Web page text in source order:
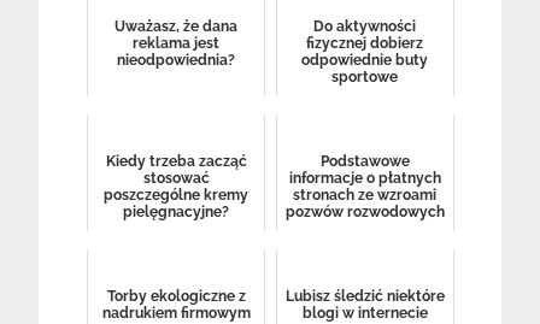
Uważasz, że dana
reklama jest
nieodpowiednia?
Do aktywności
fizycznej dobierz
odpowiednie buty
sportowe
Kiedy trzeba zacząć
stosować
poszczególne kremy
pielęgnacyjne?
Podstawowe
informacje o płatnych
stronach ze wzroami
pozwów rozwodowych
Torby ekologiczne z
nadrukiem firmowym
Lubisz śledzić niektóre
blogi w internecie